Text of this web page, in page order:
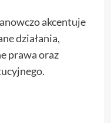
akcentuje
działania,
prawa oraz